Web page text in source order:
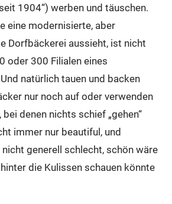
1904“) werben und täuschen.
eine modernisierte, aber
Dorfbäckerei aussieht, ist nicht
oder 300 Filialen eines
natürlich tauen und backen
nur noch auf oder verwenden
denen nichts schief „gehen“
immer nur beautiful, und
generell schlecht, schön wäre
die Kulissen schauen könnte